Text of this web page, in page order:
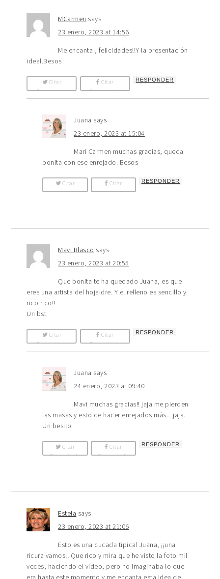
MCarmen says
23 enero, 2023 at 14:56
Me encanta , felicidades!!Y la presentación
ideal.Besos
Citar
Comentario
Citar
Comentario
RESPONDER
Juana says
23 enero, 2023 at 15:04
Mari Carmen muchas gracias, queda
bonita con ese enrejado. Besos
Citar
Comentario
Citar
Comentario
RESPONDER
Mavi Blasco says
23 enero, 2023 at 20:55
Que bonita te ha quedado Juana, es que
eres una artista del hojaldre. Y el relleno es sencillo y
rico rico!!
Un bst.
Citar
Comentario
Citar
Comentario
RESPONDER
Juana says
24 enero, 2023 at 09:40
Mavi muchas gracias!! jaja me pierden
las masas y esto de hacer enrejados más…jaja.
Un besito
Citar
Comentario
Citar
Comentario
RESPONDER
Estela says
23 enero, 2023 at 21:06
Esto es una cucada tipical Juana, ¡¡una
ricura vamos!! Que rico y mira que he visto la foto mil
veces, haciendo el video, pero no imaginaba lo que